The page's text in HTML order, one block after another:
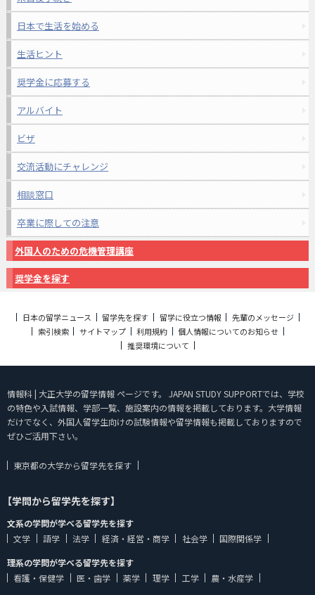
日本で生活を始める
生活ヒント
奨学金に応募する
アルバイト
ビザ
交流活動にチャレンジ
相談窓口
卒業に際しての注意
外国人のための危機管理講座
奨学金を探す
日本の留学ニュース 留学先を探す 留学に役立つ情報
先輩のメッセージ
索引検索
サイトマップ 利用規約
個人情報についてのお知らせ
推奨環境について
情報科 | 大正大学の留学情報 ページです。 JAPAN STUDY SUPPORTでは、学校
の特色や入試情報、学部一覧、施設案内の情報を掲載しております。大学情報
だけでなく、外国人留学生向けの試験情報や留学情報も掲載しておりますので
ぜひご活用下さい。
東京都の大学から留学先を探す
【学問から留学先を探す】
文系の学問が学べる留学先を探す
文学
語学 法学 経済・経営・商学 社会学
国際関係学
理系の学問が学べる留学先を探す
看護・保健学
医・歯学 薬学 理学 工学
農・水産学